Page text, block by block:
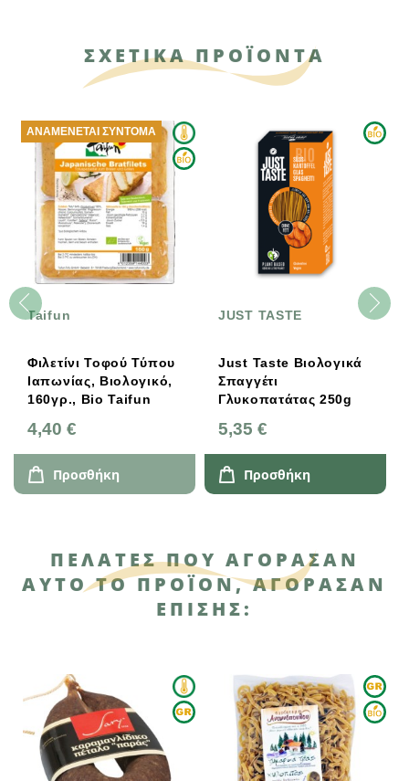
ΣΧΕΤΙΚΑ ΠΡΟΪΟΝΤΑ
Taifun
Φιλετίνι Τοφού Τύπου
Ιαπωνίας, Βιολογικό,
160γρ., Bio Taifun
4,40 €
ΑΝΑΜΈΝΕΤΑΙ ΣΎΝΤΟΜΑ
Προσθήκη
JUST TASTE
Just Taste Βιολογικά
Σπαγγέτι
Γλυκoπατάτας 250g
5,35 €
Προσθήκη
ΠΕΛΆΤΕΣ ΠΟΥ ΑΓΌΡΑΣΑΝ
ΑΥΤΌ ΤΟ ΠΡΟΪΌΝ, ΑΓΌΡΑΣΑΝ
ΕΠΊΣΗΣ: